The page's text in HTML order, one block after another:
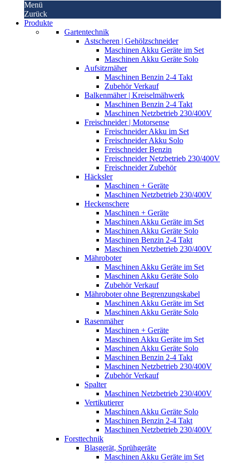
Menü
Zurück
Produkte
Gartentechnik
Astscheren | Gehölzschneider
Maschinen Akku Geräte im Set
Maschinen Akku Geräte Solo
Aufsitzmäher
Maschinen Benzin 2-4 Takt
Zubehör Verkauf
Balkenmäher | Kreiselmähwerk
Maschinen Benzin 2-4 Takt
Maschinen Netzbetrieb 230/400V
Freischneider | Motorsense
Freischneider Akku im Set
Freischneider Akku Solo
Freischneider Benzin
Freischneider Netzbetrieb 230/400V
Freischneider Zubehör
Häcksler
Maschinen + Geräte
Maschinen Netzbetrieb 230/400V
Heckenschere
Maschinen + Geräte
Maschinen Akku Geräte im Set
Maschinen Akku Geräte Solo
Maschinen Benzin 2-4 Takt
Maschinen Netzbetrieb 230/400V
Mähroboter
Maschinen Akku Geräte im Set
Maschinen Akku Geräte Solo
Zubehör Verkauf
Mähroboter ohne Begrenzungskabel
Maschinen Akku Geräte im Set
Maschinen Akku Geräte Solo
Rasenmäher
Maschinen + Geräte
Maschinen Akku Geräte im Set
Maschinen Akku Geräte Solo
Maschinen Benzin 2-4 Takt
Maschinen Netzbetrieb 230/400V
Zubehör Verkauf
Spalter
Maschinen Netzbetrieb 230/400V
Vertikutierer
Maschinen Akku Geräte Solo
Maschinen Benzin 2-4 Takt
Maschinen Netzbetrieb 230/400V
Forsttechnik
Blasgerät, Sprühgeräte
Maschinen Akku Geräte im Set